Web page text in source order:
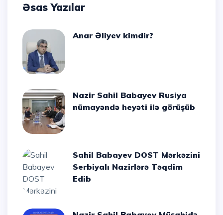
Əsas Yazılar
Anar Əliyev kimdir?
Nazir Sahil Babayev Rusiya
nümayəndə heyəti ilə görüşüb
Sahil Babayev DOST Mərkəzini
Serbiyalı Nazirlərə Təqdim
Edib